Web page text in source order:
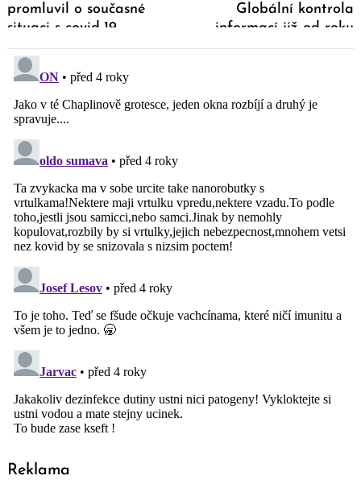
promluvil o současné
situaci s covid-19
Globální kontrola
informací již od roku
2019
Reklama